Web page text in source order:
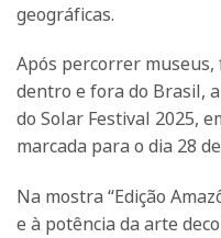
geográficas.
Após percorrer
dentro e fora do Brasil,
do Solar Festival 2025,
marcada para o dia 28
Na mostra “Edição
e à potência da arte